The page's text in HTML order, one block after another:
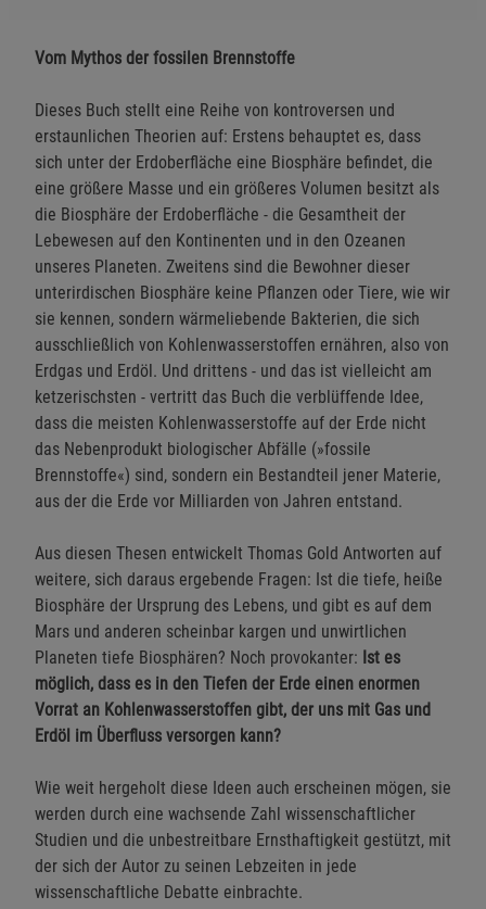
Vom Mythos der fossilen Brennstoffe
Dieses Buch stellt eine Reihe von kontroversen und
erstaunlichen Theorien auf: Erstens behauptet es, dass
sich unter der Erdoberfläche eine Biosphäre befindet, die
eine größere Masse und ein größeres Volumen besitzt als
die Biosphäre der Erdoberfläche - die Gesamtheit der
Lebewesen auf den Kontinenten und in den Ozeanen
unseres Planeten. Zweitens sind die Bewohner dieser
unterirdischen Biosphäre keine Pflanzen oder Tiere, wie wir
sie kennen, sondern wärmeliebende Bakterien, die sich
ausschließlich von Kohlenwasserstoffen ernähren, also von
Erdgas und Erdöl. Und drittens - und das ist vielleicht am
ketzerischsten - vertritt das Buch die verblüffende Idee,
dass die meisten Kohlenwasserstoffe auf der Erde nicht
das Nebenprodukt biologischer Abfälle (»fossile
Brennstoffe«) sind, sondern ein Bestandteil jener Materie,
aus der die Erde vor Milliarden von Jahren entstand.
Aus diesen Thesen entwickelt Thomas Gold Antworten auf
weitere, sich daraus ergebende Fragen: Ist die tiefe, heiße
Biosphäre der Ursprung des Lebens, und gibt es auf dem
Mars und anderen scheinbar kargen und unwirtlichen
Planeten tiefe Biosphären? Noch provokanter: Ist es
möglich, dass es in den Tiefen der Erde einen enormen
Vorrat an Kohlenwasserstoffen gibt, der uns mit Gas und
Erdöl im Überfluss versorgen kann?
Wie weit hergeholt diese Ideen auch erscheinen mögen, sie
werden durch eine wachsende Zahl wissenschaftlicher
Studien und die unbestreitbare Ernsthaftigkeit gestützt, mit
der sich der Autor zu seinen Lebzeiten in jede
wissenschaftliche Debatte einbrachte.